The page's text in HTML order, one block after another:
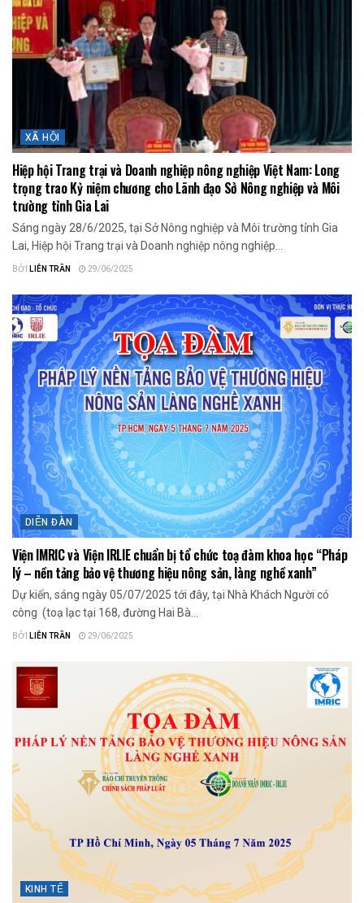
XÃ HỘI
Hiệp hội Trang trại và Doanh nghiệp nông nghiệp Việt Nam: Long
trọng trao Kỷ niệm chương cho Lãnh đạo Sở Nông nghiệp và Môi
trường tỉnh Gia Lai
Sáng ngày 28/6/2025, tại Sở Nông nghiệp và Môi trường tỉnh Gia
Lai, Hiệp hội Trang trại và Doanh nghiệp nông nghiệp...
BỞI LIÊN TRẦN 29/06/2025
DIỄN ĐÀN
Viện IMRIC và Viện IRLIE chuẩn bị tổ chức toạ đàm khoa học “Pháp
lý – nền tảng bảo vệ thương hiệu nông sản, làng nghề xanh”
Dự kiến, sáng ngày 05/07/2025 tới đây, tại Nhà Khách Người có
công (toạ lạc tại 168, đường Hai Bà...
BỞI LIÊN TRẦN 29/06/2025
KINH TẾ